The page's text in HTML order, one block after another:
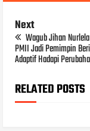
Next
Wagub Jihan
PMII Jadi Pemimpin
Adaptif Hadapi
RELATED POSTS